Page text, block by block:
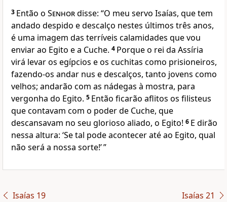
3 Então o Senhordisse: “O meu servo Isaías, que tem
andado despido e descalço nestes últimos três anos,
é uma imagem das terríveis calamidades que vou
enviar ao Egito e a Cuche. 4 Porque o rei da Assíria
virá levar os egípcios e os cuchitas como prisioneiros,
fazendo-os andar nus e descalços, tanto jovens como
velhos; andarão com as nádegas à mostra, para
vergonha do Egito. 5 Então ficarão aflitos os filisteus
que contavam com o poder de Cuche, que
descansavam no seu glorioso aliado, o Egito! 6 E dirão
nessa altura: ‘Se tal pode acontecer até ao Egito, qual
não será a nossa sorte!’ ”
Isaías 19 Isaías 21